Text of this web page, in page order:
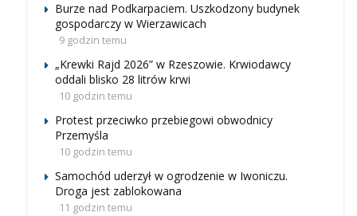
Burze nad Podkarpaciem. Uszkodzony budynek
gospodarczy w Wierzawicach
9 godzin temu
„Krewki Rajd 2026” w Rzeszowie. Krwiodawcy
oddali blisko 28 litrów krwi
10 godzin temu
Protest przeciwko przebiegowi obwodnicy
Przemyśla
10 godzin temu
Samochód uderzył w ogrodzenie w Iwoniczu.
Droga jest zablokowana
11 godzin temu